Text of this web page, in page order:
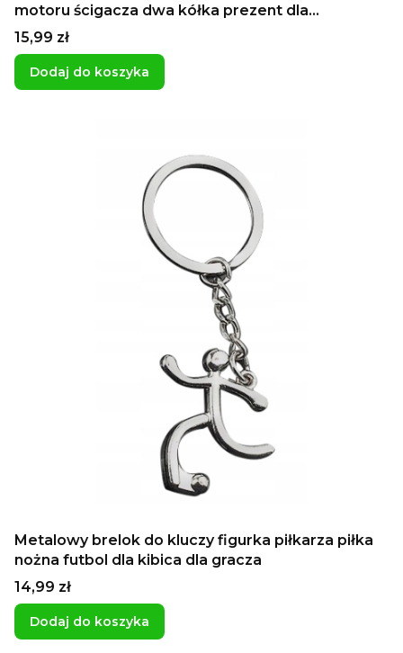
motoru ścigacza dwa kółka prezent dla
motocyklisty
Cena
15,99 zł
Dodaj do koszyka
Metalowy brelok do kluczy figurka piłkarza piłka
nożna futbol dla kibica dla gracza
Cena
14,99 zł
Dodaj do koszyka